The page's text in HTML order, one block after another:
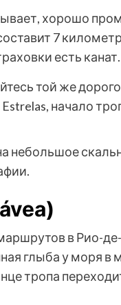
хорошо
7
есть канат.
той же
начало
небольшое
в Рио-
глыба у моря в
тропа